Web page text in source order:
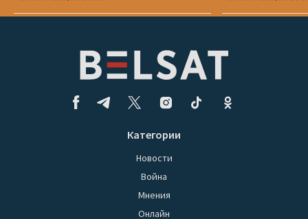
Категории
Новости
Война
Мнения
Онлайн